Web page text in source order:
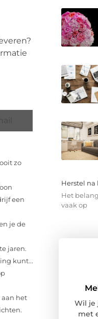
zo
een
je de
jaren.
kunt...
aan het
Herstel na
Het
vaak op
Wil je
met